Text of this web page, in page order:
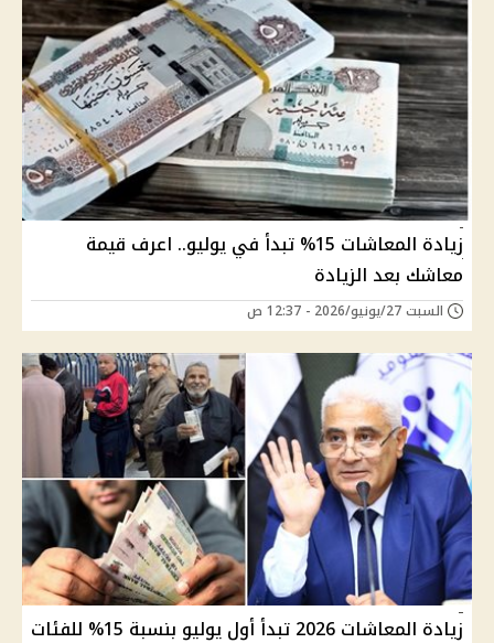
زيادة المعاشات 15% تبدأ في يوليو.. اعرف قيمة
معاشك بعد الزيادة
السبت 27/يونيو/2026 - 12:37 ص
زيادة المعاشات 2026 تبدأ أول يوليو بنسبة 15% للفئات